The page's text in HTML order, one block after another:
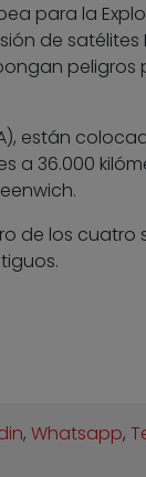
para la
de
peligros
están
a 36.000
de los cuatro
,Whatsapp,